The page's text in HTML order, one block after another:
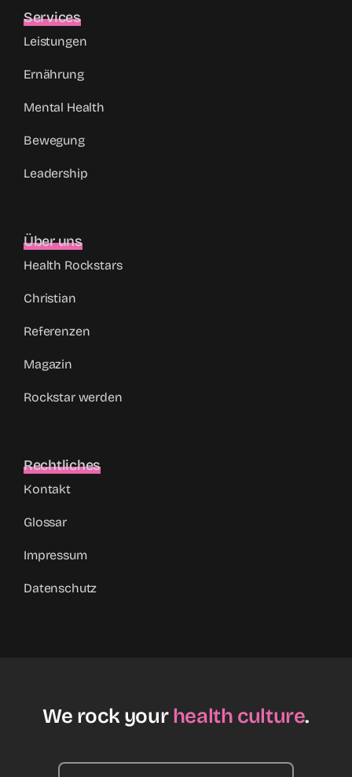
Services
Leistungen
Ernährung
Mental Health
Bewegung
Leadership
Über uns
Health Rockstars
Christian
Referenzen
Magazin
Rockstar werden
Rechtliches
Kontakt
Glossar
Impressum
Datenschutz
We rock yourhealth culture.